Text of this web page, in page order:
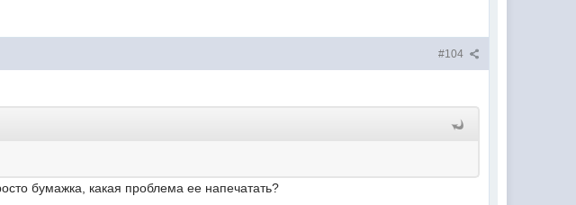
#104
бумажка, какая проблема ее напечатать?